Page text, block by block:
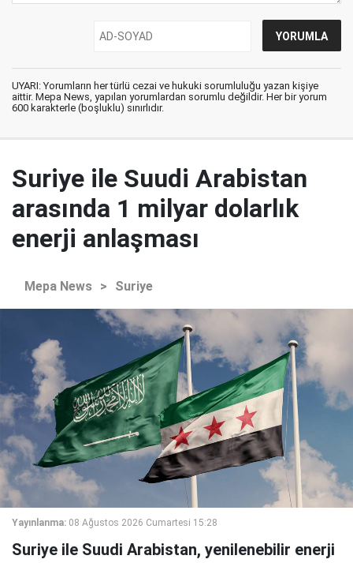
UYARI: Yorumların her türlü cezai ve hukuki sorumluluğu yazan kişiye
aittir. Mepa News, yapılan yorumlardan sorumlu değildir. Her bir yorum
600 karakterle (boşluklu) sınırlıdır.
Suriye ile Suudi Arabistan
arasında 1 milyar dolarlık
enerji anlaşması
Mepa News > Suriye
Yayınlanma: 08 Ağustos 2026 Cumartesi 15:28
Suriye ile Suudi Arabistan, yenilenebilir enerji